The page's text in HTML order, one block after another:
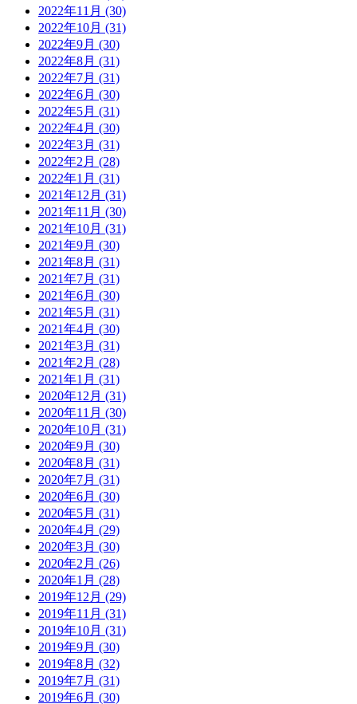
2022年11月 (30)
2022年10月 (31)
2022年9月 (30)
2022年8月 (31)
2022年7月 (31)
2022年6月 (30)
2022年5月 (31)
2022年4月 (30)
2022年3月 (31)
2022年2月 (28)
2022年1月 (31)
2021年12月 (31)
2021年11月 (30)
2021年10月 (31)
2021年9月 (30)
2021年8月 (31)
2021年7月 (31)
2021年6月 (30)
2021年5月 (31)
2021年4月 (30)
2021年3月 (31)
2021年2月 (28)
2021年1月 (31)
2020年12月 (31)
2020年11月 (30)
2020年10月 (31)
2020年9月 (30)
2020年8月 (31)
2020年7月 (31)
2020年6月 (30)
2020年5月 (31)
2020年4月 (29)
2020年3月 (30)
2020年2月 (26)
2020年1月 (28)
2019年12月 (29)
2019年11月 (31)
2019年10月 (31)
2019年9月 (30)
2019年8月 (32)
2019年7月 (31)
2019年6月 (30)